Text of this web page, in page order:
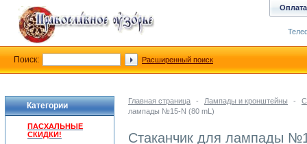
Главная страница - Лампады и кронштейны -
лампады №15-N (80 mL)
Стаканчик для лампады
Категории
ПАСХАЛЬНЫЕ
СКИДКИ!
Оплата
Поиск: Расширенный поиск